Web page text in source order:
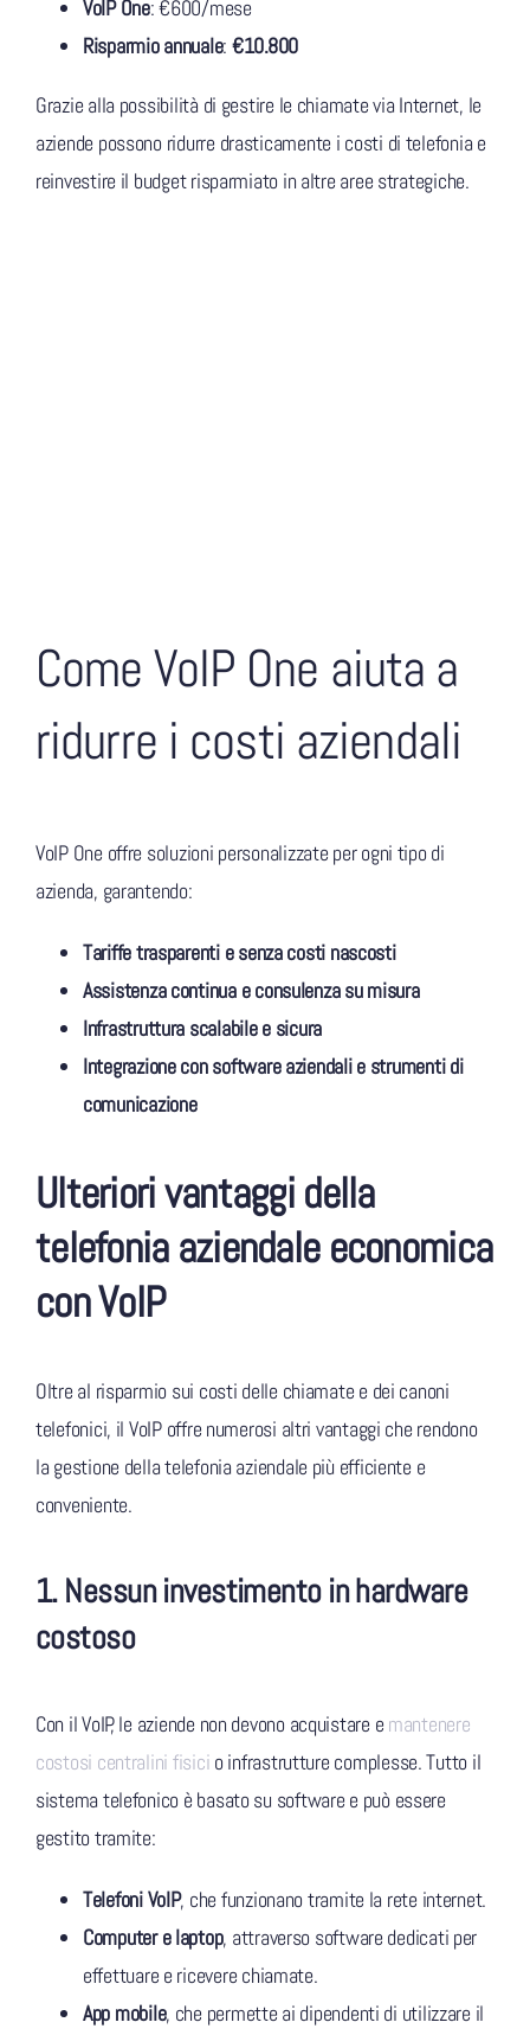
VoIP One: €600/mese
Risparmio annuale: €10.800
Grazie alla possibilità di gestire le chiamate via Internet, le
aziende possono ridurre drasticamente i costi di telefonia e
reinvestire il budget risparmiato in altre aree strategiche.
Come VoIP One aiuta a
ridurre i costi aziendali
VoIP One offre soluzioni personalizzate per ogni tipo di
azienda, garantendo:
Tariffe trasparenti e senza costi nascosti
Assistenza continua e consulenza su misura
Infrastruttura scalabile e sicura
Integrazione con software aziendali e strumenti di
comunicazione
Ulteriori vantaggi della
telefonia aziendale economica
con VoIP
Oltre al risparmio sui costi delle chiamate e dei canoni
telefonici, il VoIP offre numerosi altri vantaggi che rendono
la gestione della telefonia aziendale più efficiente e
conveniente.
1. Nessun investimento in hardware
costoso
Con il VoIP, le aziende non devono acquistare e mantenere
costosi centralini fisici o infrastrutture complesse. Tutto il
sistema telefonico è basato su software e può essere
gestito tramite:
Telefoni VoIP, che funzionano tramite la rete internet.
Computer e laptop, attraverso software dedicati per
effettuare e ricevere chiamate.
App mobile, che permette ai dipendenti di utilizzare il